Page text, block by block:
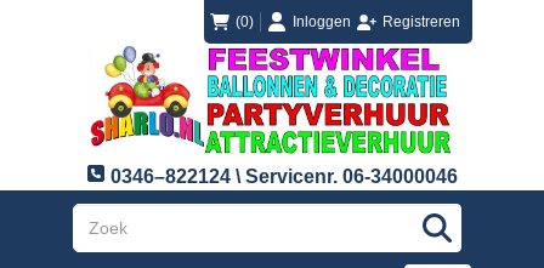
(0) loginInloggen
registreren Registreren
0346–822124 \ Servicenr. 06-34000046
"Zoeken